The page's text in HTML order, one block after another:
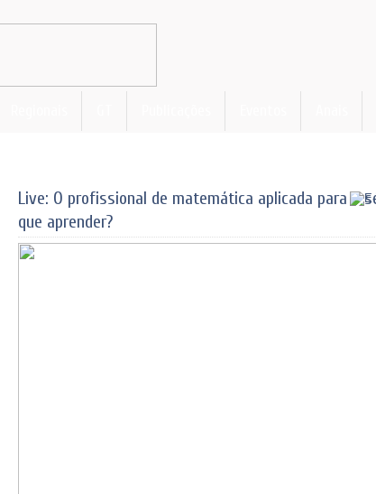
Live: O profissional de matemática aplicada para o
que aprender?